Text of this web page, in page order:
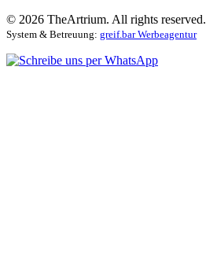
© 2026 TheArtrium. All rights reserved.
System & Betreuung: greif.bar Werbeagentur